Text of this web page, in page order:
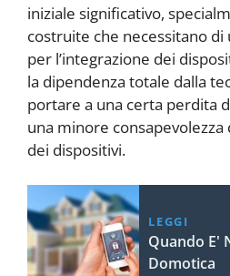
iniziale significativo,
costruite che necessitano
per l’integrazione dei
la dipendenza totale dalla
portare a una certa perdita
una minore
dei dispositivi.
LEGGI
Quando E'
Domotica